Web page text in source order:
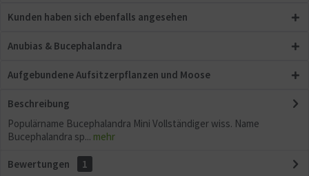
Kunden haben sich ebenfalls angesehen
Anubias & Bucephalandra
Aufgebundene Aufsitzerpflanzen und Moose
Beschreibung
Populärname Bucephalandra Mini Vollständiger wiss. Name
Bucephalandra sp... mehr
Bewertungen
1